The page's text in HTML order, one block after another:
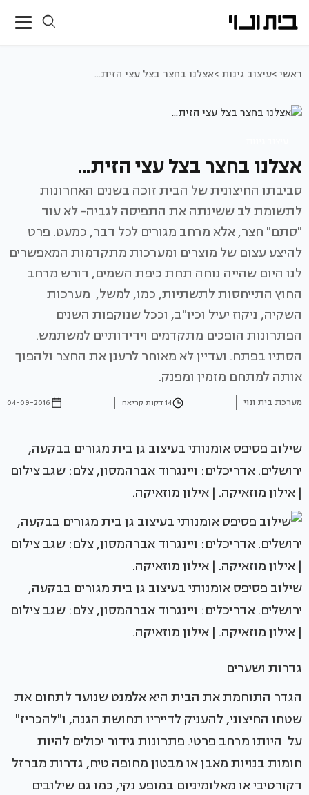
ראשי >עיצוב גינות >אצלנו בחצר בצל עצי הזית...
אצלנו בחצר בצל עצי הזית...
סביבתו החיצונית של הבית זוכה בשנים האחרונות
לתשומת לב ששינתה את התפיסה לגביה- לא עוד
"סתם" חצר, אלא מרחב מגורים לכל דבר, כמעט. פרט
להיצע עצום של מוצרים ומערכות מתקדמות המאפשרים
לנו היום שהייה נוחה תחת כיפת השמים, דורש מרחב
החוץ התייחסות לתשתיות, כמו, למשל, מערכות
השקיה, ניקוז יעיל וכיו"ב, וככל שנוקפות השנים
הפתרונות הופכים מתקדמים וידידותיים למשתמש.
הסתיו בפתח. ועדיין לא מאוחר לרענן את החצר ולהפוך
אותה למתחם מזמין ומפנק.
מערכת בית ונוי 14 דקות קריאה 04-09-2016
שילוב פסיפס אומנותי בעיצוב גן בית מגורים בבקעה,
ירושלים. אדריכלים: ויינגרוד אברהמסון, צלם: שגב צילום
| אילון מוזאיקה. | אילון מוזאיקה.
שילוב פסיפס אומנותי בעיצוב גן בית מגורים בבקעה,
ירושלים. אדריכלים: ויינגרוד אברהמסון, צלם: שגב צילום
| אילון מוזאיקה. | אילון מוזאיקה.
גדרות ושערים
הגדר התוחמת את הבית היא אלמנט שנועד לתחום את
שטחו החיצוני, להעניק לדייריו תחושת הגנה, ו"להכריז"
על היותו מרחב פרטי. פתרונות גידור יכולים להיות
חומות בנויות מאבן או מבטון מחופה טיח, גדרות מברזל
דקורטיבי או מאלומיניום במופע נקי, כמו גם שילובים